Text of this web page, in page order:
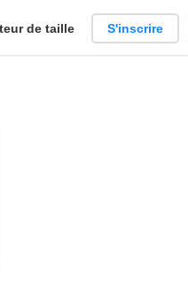
de taille S'inscrire